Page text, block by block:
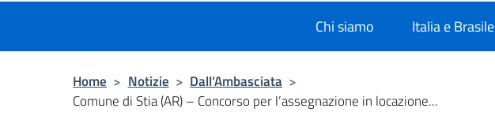
Chi siamo Italia e Brasile
Home > Notizie > Dall’Ambasciata >
Comune di Stia (AR) – Concorso per l’assegnazione in locazione...